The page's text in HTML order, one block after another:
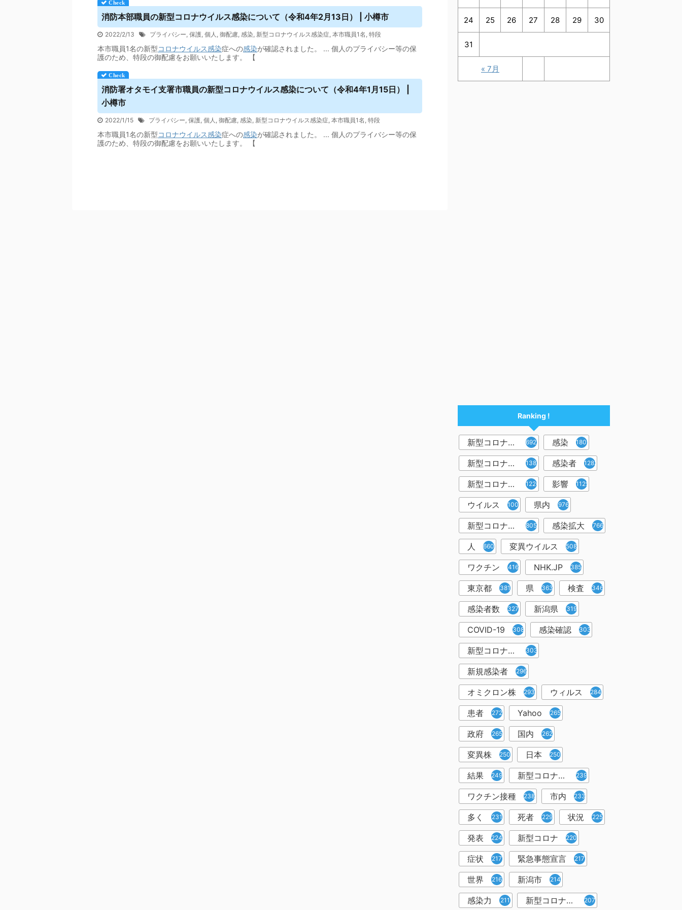
消防本部職員の新型コロナウイルス感染について（令和4年2月13日） | 小樽市
2022/2/13 プライバシー, 保護, 個人 , 御配慮, 感染, 新型コロナウイルス感染症, 本市職員1名 , 特段
本市職員1名の新型コロナウイルス感染症への感染が確認されました。 ... 個人のプライバシー等の保
護のため、特段の御配慮をお願いいたします。 【
消防署オタモイ支署市職員の新型コロナウイルス感染について（令和4年1月15日） |
小樽市
2022/1/15 プライバシー, 保護, 個人 , 御配慮, 感染, 新型コロナウイルス感染症, 本市職員1名 , 特段
本市職員1名の新型コロナウイルス感染症への感染が確認されました。 ... 個人のプライバシー等の保
護のため、特段の御配慮をお願いいたします。 【
« 7月
24 25 26 27 28 29 30
31
Ranking !
新型コロナウイルス 6921 感染 1809
新型コロナウィルス 1382 感染者 1283
新型コロナウイルス感染症 1226 影響 1129
ウイルス 1001 県内 976
新型コロナウイルス感染 805 感染拡大 766
人 660 変異ウイルス 508
ワクチン 416 NHK.JP 385
東京都 381 県 363 検査 346
感染者数 327 新潟県 319
COVID-19 308 感染確認 303
新型コロナウィルス感染症 303
新規感染者 296
オミクロン株 293 ウィルス 284
患者 272 Yahoo 265
政府 265 国内 262
変異株 250 日本 250
結果 249 新型コロナウイルスワクチン 239
ワクチン接種 238 市内 233
多く 231 死者 229 状況 225
発表 224 新型コロナ 220
症状 217 緊急事態宣言 217
世界 216 新潟市 214
感染力 211 新型コロナウイルス感染者 207